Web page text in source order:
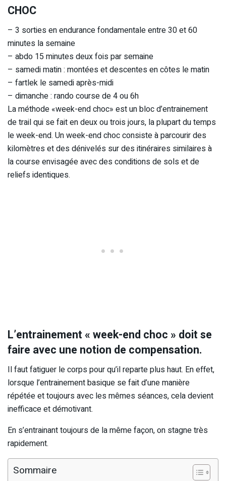
CHOC
– 3 sorties en endurance fondamentale entre 30 et 60
minutes la semaine
– abdo 15 minutes deux fois par semaine
– samedi matin : montées et descentes en côtes le matin
– fartlek le samedi après-midi
– dimanche : rando course de 4 ou 6h
La méthode «week-end choc» est un bloc d’entrainement
de trail qui se fait en deux ou trois jours, la plupart du temps
le week-end. Un week-end choc consiste à parcourir des
kilomètres et des dénivelés sur des itinéraires similaires à
la course envisagée avec des conditions de sols et de
reliefs identiques.
L’entrainement « week-end choc » doit se
faire avec une notion de compensation.
Il faut fatiguer le corps pour qu’il reparte plus haut. En effet,
lorsque l’entrainement basique se fait d’une manière
répétée et toujours avec les mêmes séances, cela devient
inefficace et démotivant.
En s’entrainant toujours de la même façon, on stagne très
rapidement.
Sommaire